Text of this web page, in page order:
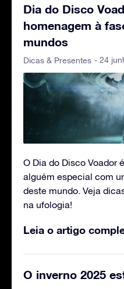
Dia do Disco
homenagem à
mundos
Dicas & Presentes - 24
O Dia do Disco Voador
alguém especial com
deste mundo. Veja
na ufologia!
Leia o artigo
O inverno 2025